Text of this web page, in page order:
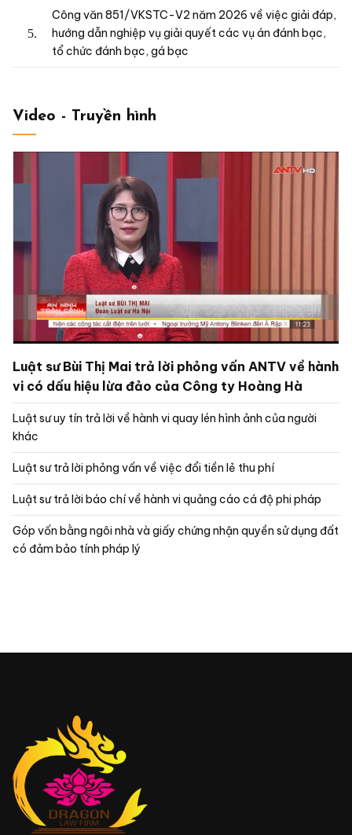
Công văn 851/VKSTC-V2 năm 2026 về việc giải đáp,
hướng dẫn nghiệp vụ giải quyết các vụ án đánh bạc,
tổ chức đánh bạc, gá bạc
Video - Truyền hình
Luật sư Bùi Thị Mai trả lời phỏng vấn ANTV về hành
vi có dấu hiệu lừa đảo của Công ty Hoàng Hà
Luật sư uy tín trả lời về hành vi quay lén hình ảnh của người
khác
Luật sư trả lời phỏng vấn về việc đổi tiền lẻ thu phí
Luật sư trả lời báo chí về hành vi quảng cáo cá độ phi pháp
Góp vốn bằng ngôi nhà và giấy chứng nhận quyền sử dụng đất
có đảm bảo tính pháp lý